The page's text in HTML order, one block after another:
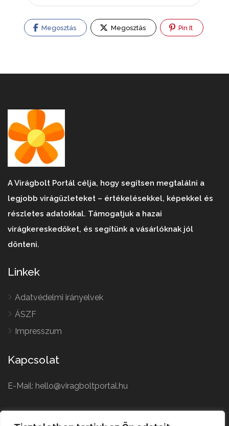
Megosztás Megosztás Pin It
A Virágbolt Portál célja, hogy segítsen megtalálni a
legjobb virágüzleteket – értékelésekkel, képekkel és
részletes adatokkal. Támogatjuk a hazai
virágkereskedőket, és segítünk a vásárlóknak jól
dönteni.
Linkek
Adatvédelmi irányelvek
ÁSZF
Impresszum
Kapcsolat
E-Mail: hello@viragboltportal.hu